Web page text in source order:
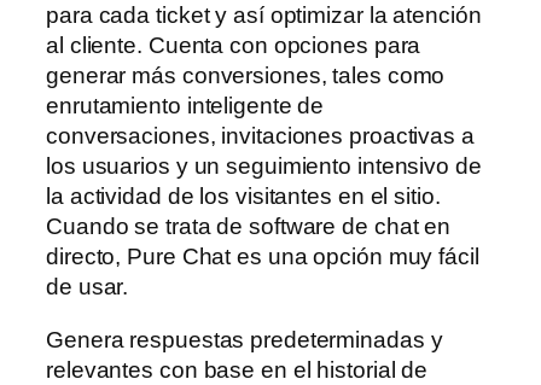
para cada ticket y así optimizar la atención
al cliente. Cuenta con opciones para
generar más conversiones, tales como
enrutamiento inteligente de
conversaciones, invitaciones proactivas a
los usuarios y un seguimiento intensivo de
la actividad de los visitantes en el sitio.
Cuando se trata de software de chat en
directo, Pure Chat es una opción muy fácil
de usar.
Genera respuestas predeterminadas y
relevantes con base en el historial de